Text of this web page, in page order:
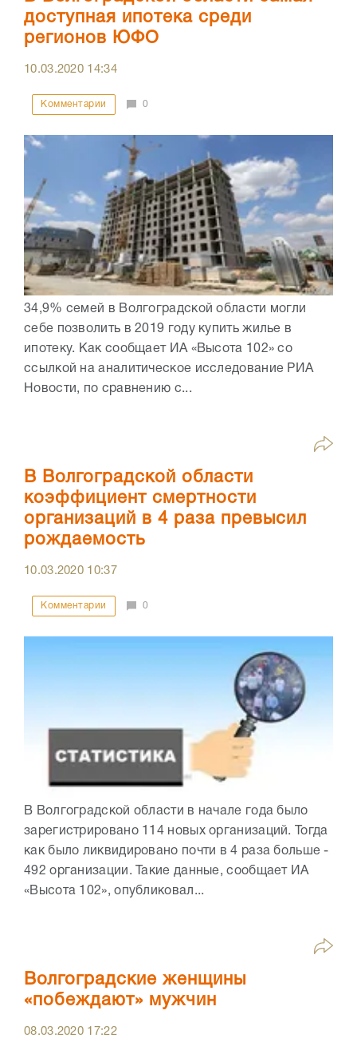
доступная ипотека среди
регионов ЮФО
10.03.2020 14:34
Комментарии 0
34,9% семей в Волгоградской области могли
себе позволить в 2019 году купить жилье в
ипотеку. Как сообщает ИА «Высота 102» со
ссылкой на аналитическое исследование РИА
Новости, по сравнению с...
В Волгоградской области
коэффициент смертности
организаций в 4 раза превысил
рождаемость
10.03.2020 10:37
Комментарии 0
В Волгоградской области в начале года было
зарегистрировано 114 новых организаций. Тогда
как было ликвидировано почти в 4 раза больше -
492 организации. Такие данные, сообщает ИА
«Высота 102», опубликовал...
Волгоградские женщины
«побеждают» мужчин
08.03.2020 17:22